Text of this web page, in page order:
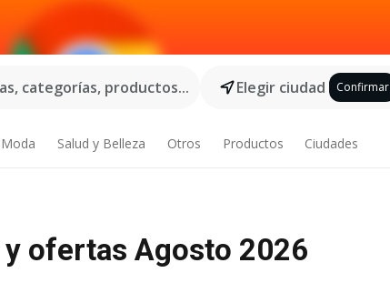
categorías, productos...
Elegir ciudad Confirmar
Salud y Belleza Otros Productos Ciudades
ofertas Agosto 2026